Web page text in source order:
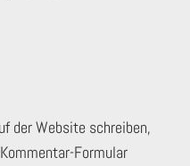
der Website schreiben,
Formular